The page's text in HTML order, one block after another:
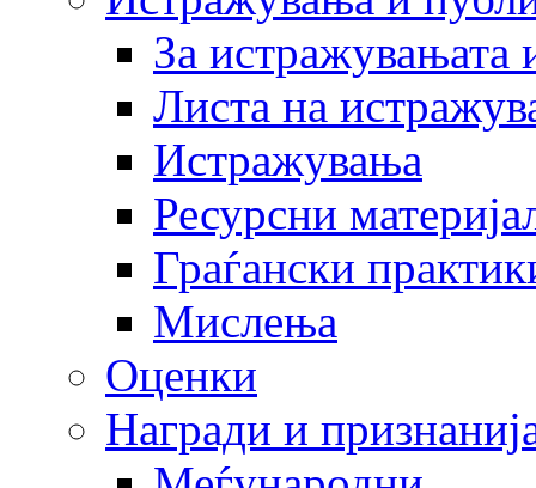
За истражувањата
Листа на
Истражувања
Ресурсни
Граѓански
Мислења
Оценки
Награди и